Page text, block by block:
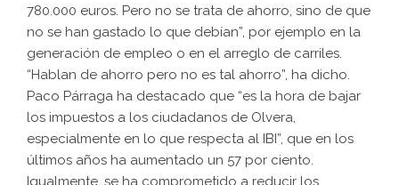
780.000 euros. Pero no se trata de ahorro, sino de que
no se han gastado lo que debían”, por ejemplo en la
generación de empleo o en el arreglo de carriles.
“Hablan de ahorro pero no es tal ahorro”, ha dicho.
Paco Párraga ha destacado que “es la hora de bajar
los impuestos a los ciudadanos de Olvera,
especialmente en lo que respecta al IBI”, que en los
últimos años ha aumentado un 57 por ciento.
Igualmente, se ha comprometido a reducir los